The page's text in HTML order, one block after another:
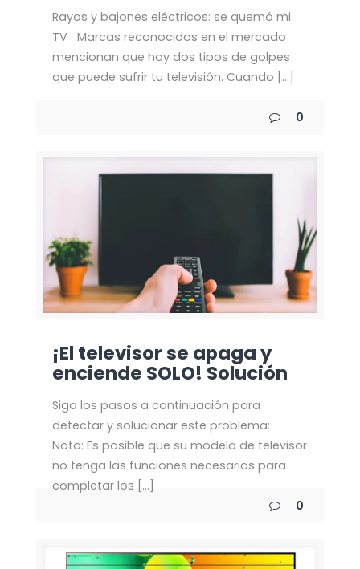
Rayos y bajones eléctricos: se quemó mi
TV Marcas reconocidas en el mercado
mencionan que hay dos tipos de golpes
que puede sufrir tu televisión. Cuando […]
0
¡El televisor se apaga y
enciende SOLO! Solución
Siga los pasos a continuación para
detectar y solucionar este problema:
Nota: Es posible que su modelo de televisor
no tenga las funciones necesarias para
completar los […]
0